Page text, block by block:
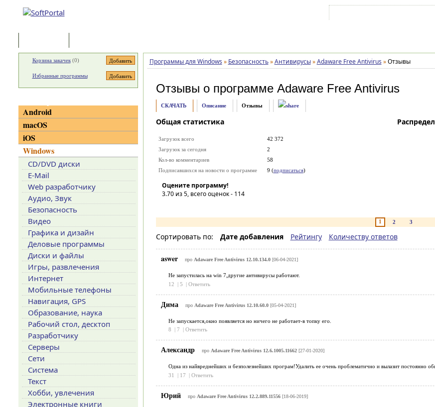
Программы для Windows » Безопасность » Антивирусы » Adaware Free Antivirus » Отзывы
Отзывы о программе Adaware Free Antivirus
СКАЧАТЬ Описание Отзывы
Общая статистика
Загрузок всего
42 372
Загрузок за сегодня
2
Кол-во комментариев
58
Подписавшихся на новости о программе
9 (подписаться)
Оцените программу!
3.70из 5, всего оценок - 114
1 2 3
Сортировать по: Дате добавления Рейтингу Количеству ответов
aswer про Adaware Free Antivirus 12.10.134.0[06-04-2021]
Не запустилась на win 7,другие антивирусы работают.
12
| 5 | Ответить
Дима про Adaware Free Antivirus 12.10.60.0[05-04-2021]
Не запускается,окно появляется но ничего не работает-в топку его.
8
| 7 | Ответить
Александр про Adaware Free Antivirus 12.6.1005.11662[27-01-2020]
Одна из найвреднейших и безполезнейших програм!Удалить ее очень проблематично и вылазит постоянно
31
| 17 | Ответить
Юрий про Adaware Free Antivirus 12.2.889.11556[18-06-2019]
Корзина закачек(0)
Избранные программы
Android
macOS
iOS
Windows
CD/DVD диски
E-Mail
Web разработчику
Аудио, Звук
Безопасность
Видео
Графика и дизайн
Деловые программы
Диски и файлы
Игры, развлечения
Интернет
Мобильные телефоны
Навигация, GPS
Образование, наука
Рабочий стол, десктоп
Разработчику
Серверы
Сети
Система
Текст
Хобби, увлечения
Электронные книги